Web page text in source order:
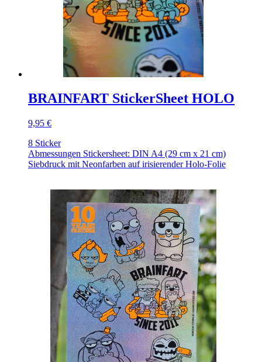
BRAINFART StickerSheet HOLO
9,95 €
8 Sticker
Abmessungen Stickersheet: DIN A4 (29 cm x 21 cm)
Siebdruck mit Neonfarben auf irisierender Holo-Folie